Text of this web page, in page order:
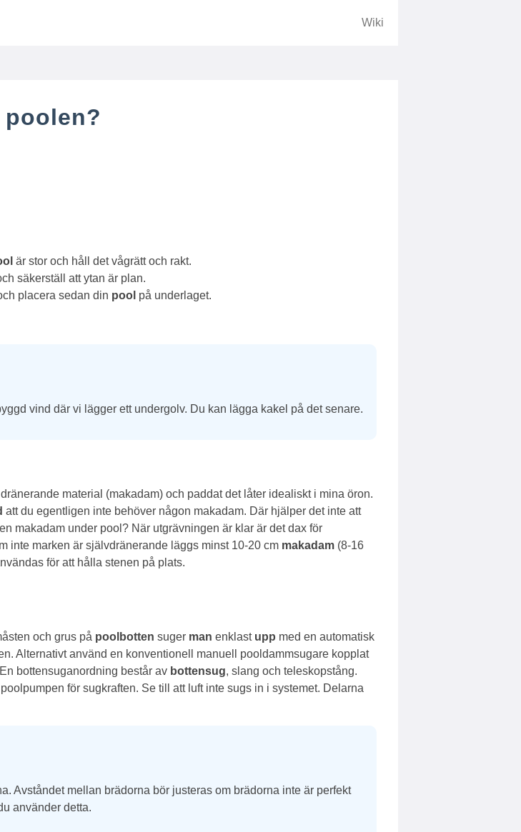
Wiki
poolen?
är stor och håll det vågrätt och rakt.
säkerställ att ytan är plan.
placera sedan din pool på underlaget.
vind där vi lägger ett undergolv. Du kan lägga kakel på det senare.
material (makadam) och paddat det låter idealiskt i mina öron.
att du egentligen inte behöver någon makadam. Där hjälper det inte att
makadam under pool? När utgrävningen är klar är det dax för
inte marken är självdränerande läggs minst 10-20 cm makadam (8-16
för att hålla stenen på plats.
och grus på poolbotten suger man enklast upp med en automatisk
Alternativt använd en konventionell manuell pooldammsugare kopplat
En bottensuganordning består av bottensug, slang och teleskopstång.
för sugkraften. Se till att luft inte sugs in i systemet. Delarna
Avståndet mellan brädorna bör justeras om brädorna inte är perfekt
använder detta.